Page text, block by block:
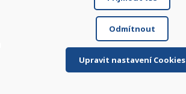
Odmítnout
Upravit nastavení Cookies